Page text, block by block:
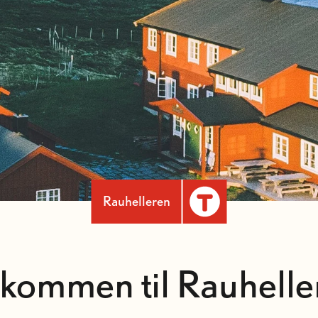
Rauhelleren
til